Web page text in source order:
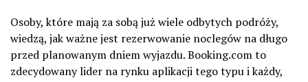
Osoby, które mają za sobą już wiele odbytych podróży,
wiedzą, jak ważne jest rezerwowanie noclegów na długo
przed planowanym dniem wyjazdu. Booking.com to
zdecydowany lider na rynku aplikacji tego typu i każdy,